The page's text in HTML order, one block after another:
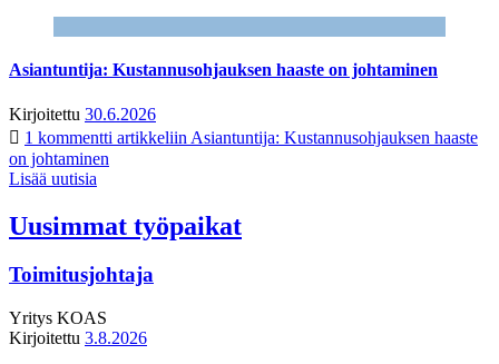
Asiantuntija: Kustannusohjauksen haaste on johtaminen
Kirjoitettu 30.6.2026
1 kommentti artikkeliin Asiantuntija: Kustannusohjauksen haaste
on johtaminen
Lisää uutisia
Uusimmat työpaikat
Toimitusjohtaja
Yritys KOAS
Kirjoitettu 3.8.2026